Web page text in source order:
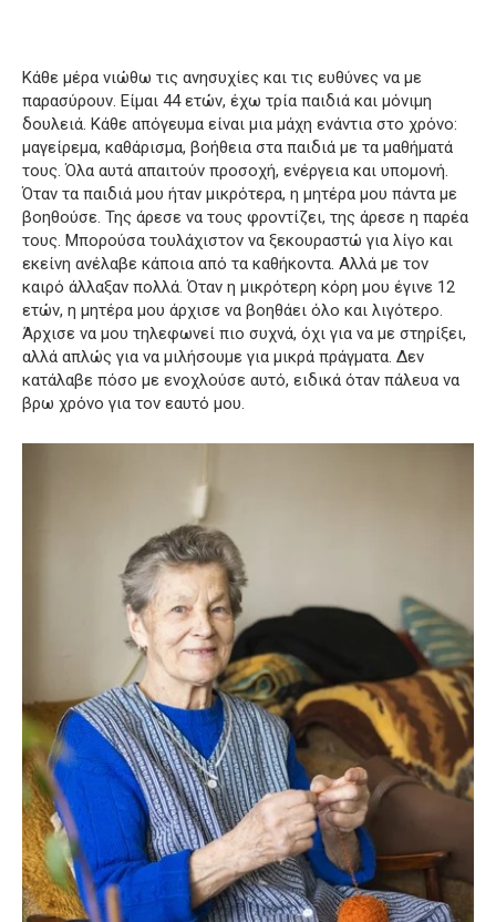
Κάθε μέρα νιώθω τις ανησυχίες και τις ευθύνες να με
παρασύρουν. Είμαι 44 ετών, έχω τρία παιδιά και μόνιμη
δουλειά. Κάθε απόγευμα είναι μια μάχη ενάντια στο χρόνο:
μαγείρεμα, καθάρισμα, βοήθεια στα παιδιά με τα μαθήματά
τους. Όλα αυτά απαιτούν προσοχή, ενέργεια και υπομονή.
Όταν τα παιδιά μου ήταν μικρότερα, η μητέρα μου πάντα με
βοηθούσε. Της άρεσε να τους φροντίζει, της άρεσε η παρέα
τους. Μπορούσα τουλάχιστον να ξεκουραστώ για λίγο και
εκείνη ανέλαβε κάποια από τα καθήκοντα. Αλλά με τον
καιρό άλλαξαν πολλά. Όταν η μικρότερη κόρη μου έγινε 12
ετών, η μητέρα μου άρχισε να βοηθάει όλο και λιγότερο.
Άρχισε να μου τηλεφωνεί πιο συχνά, όχι για να με στηρίξει,
αλλά απλώς για να μιλήσουμε για μικρά πράγματα. Δεν
κατάλαβε πόσο με ενοχλούσε αυτό, ειδικά όταν πάλευα να
βρω χρόνο για τον εαυτό μου.